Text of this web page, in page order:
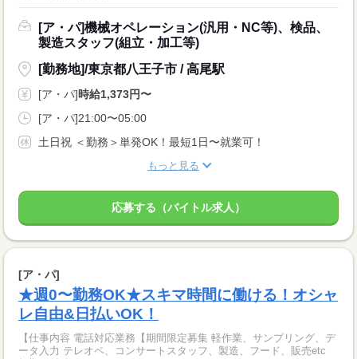
[ア・パ]機械オペレーション(汎用・NC等)、検品、
製造スタッフ(組立・加工等)
[勤務地]/東京都八王子市 / 高尾駅
[ア・パ]時給1,373円〜
[ア・パ]21:00〜05:00
土日祝 ＜勤務＞単発OK！最短1日〜就業可！
もっと見る
応募する（バイトル求人）
[ア・パ]
★週0〜勤務OK★スキマ時間に働ける！オシャ
レ自由&日払いOK！
【仕事内容 電話対応業務【期間限定募集 軽作業、サンプリング、デ
ータ入力 テレオペ、コンサートスタッフ、製造、フード、販売etc